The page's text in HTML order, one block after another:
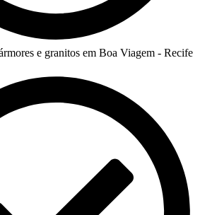
e granitos em Boa Viagem - Recife